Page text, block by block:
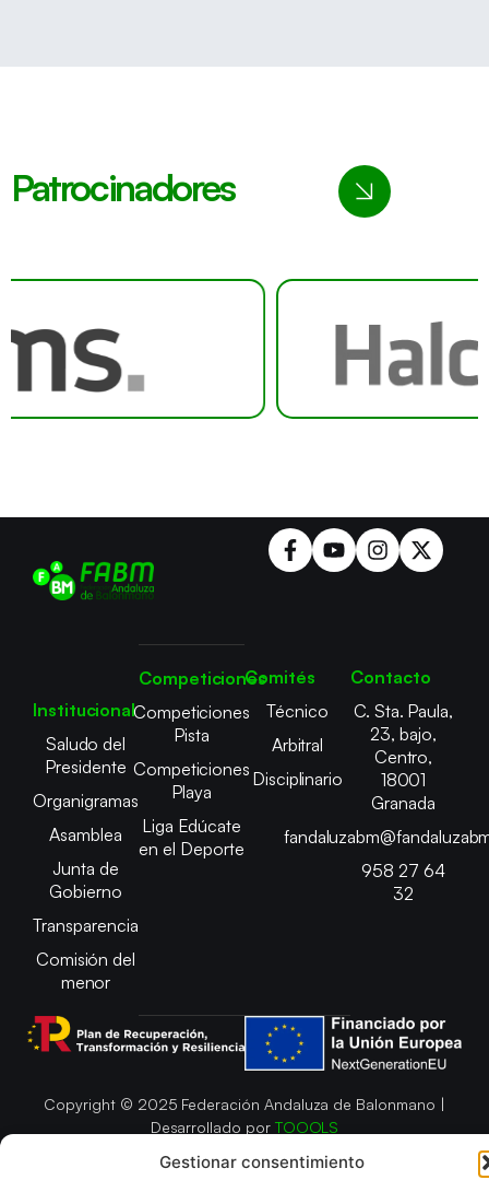
Gestionar consentimiento
Patrocinadores
Institucional
Saludo del
Presidente
Organigramas
Asamblea
Junta de
Gobierno
Transparencia
Comisión del
menor
Competiciones
Competiciones
Pista
Competiciones
Playa
Liga Edúcate
en el Deporte
Comités
Técnico
Arbitral
Disciplinario
Contacto
C. Sta. Paula,
23, bajo,
Centro,
18001
Granada
958 27 64
32
Copyright © 2025 Federación Andaluza de Balonmano |
Desarrollado por TOOOLS
Aviso LegalPolítica de Cookies